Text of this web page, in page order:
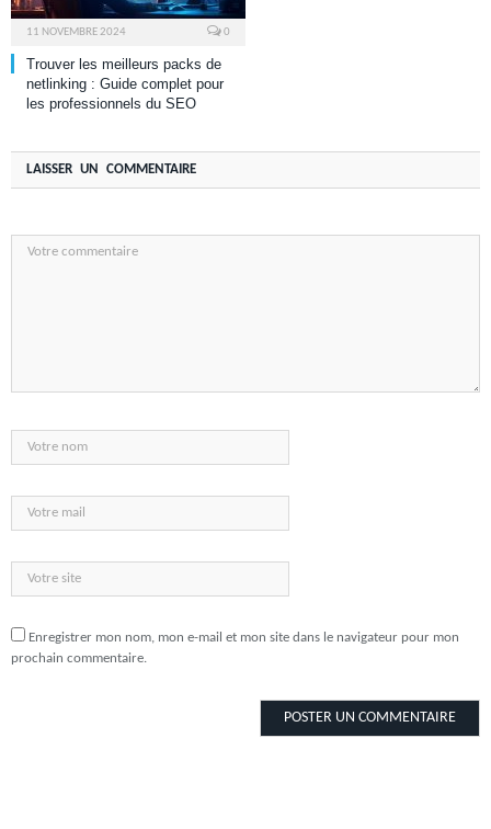
11 NOVEMBRE 2024 0
Trouver les meilleurs packs de
netlinking : Guide complet pour
les professionnels du SEO
LAISSER UN COMMENTAIRE
Enregistrer mon nom, mon e-mail et mon site dans le navigateur pour mon
prochain commentaire.